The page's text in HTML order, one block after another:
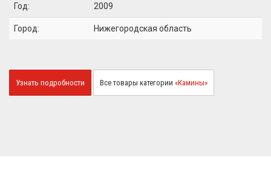
Год: 2009
Город: Нижегородская область
Узнать подробности Все товары категории «Камины»